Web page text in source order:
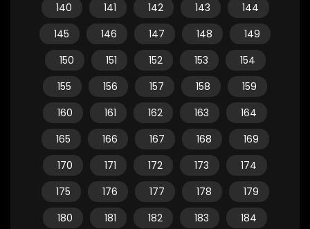
140
141 142 143
144
145
146 147 148
149
150
151 152 153
154
155
156 157 158
159
160
161 162 163
164
165
166 167 168
169
170
171 172 173
174
175
176 177 178
179
180
181 182 183
184